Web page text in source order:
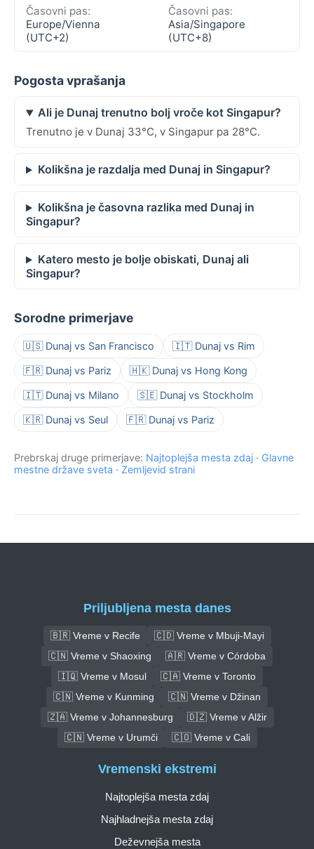
Časovni pas:
Europe/Vienna
(UTC+2)
Časovni pas:
Asia/Singapore
(UTC+8)
Pogosta vprašanja
Ali je Dunaj trenutno bolj vroče kot Singapur?
Trenutno je v Dunaj 33°C, v Singapur pa 28°C.
Kolikšna je razdalja med Dunaj in Singapur?
Kolikšna je časovna razlika med Dunaj in
Singapur?
Katero mesto je bolje obiskati, Dunaj ali
Singapur?
Sorodne primerjave
🇺🇸 Dunaj vs San Francisco 🇮🇹 Dunaj vs Rim
🇫🇷 Dunaj vs Pariz 🇭🇰 Dunaj vs Hong Kong
🇮🇹 Dunaj vs Milano 🇸🇪 Dunaj vs Stockholm
🇰🇷 Dunaj vs Seul 🇫🇷 Dunaj vs Pariz
Prebrskaj druge primerjave: Najtoplejša mesta zdaj · Glavne
mestne države sveta · Zemljevid strani
Priljubljena mesta danes
🇧🇷 Vreme v Recife
🇨🇩 Vreme v Mbuji-Mayi
🇨🇳 Vreme v Shaoxing
🇦🇷 Vreme v Córdoba
🇮🇶 Vreme v Mosul
🇨🇦 Vreme v Toronto
🇨🇳 Vreme v Kunming
🇨🇳 Vreme v Džinan
🇿🇦 Vreme v Johannesburg
🇩🇿 Vreme v Alžir
🇨🇳 Vreme v Urumči
🇨🇴 Vreme v Cali
Vremenski ekstremi
Najtoplejša mesta zdaj
Najhladnejša mesta zdaj
Deževnejša mesta